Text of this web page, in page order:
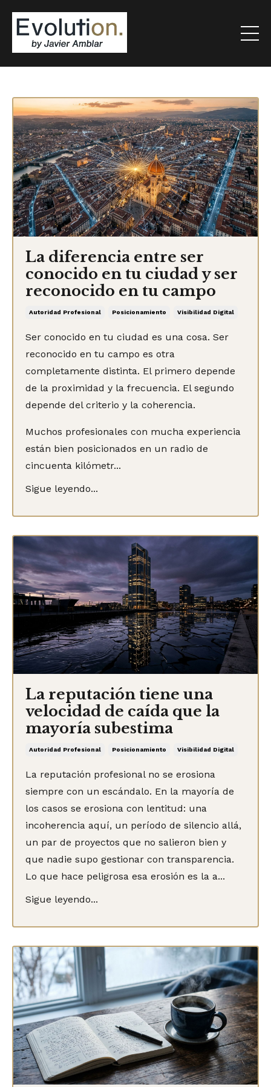
La diferencia entre ser
conocido en tu ciudad y ser
reconocido en tu campo
Autoridad Profesional Posicionamiento Visibilidad Digital
Ser conocido en tu ciudad es una cosa. Ser
reconocido en tu campo es otra
completamente distinta. El primero depende
de la proximidad y la frecuencia. El segundo
depende del criterio y la coherencia.
Muchos profesionales con mucha experiencia
están bien posicionados en un radio de
cincuenta kilómetr...
Sigue leyendo...
La reputación tiene una
velocidad de caída que la
mayoría subestima
Autoridad Profesional Posicionamiento Visibilidad Digital
La reputación profesional no se erosiona
siempre con un escándalo. En la mayoría de
los casos se erosiona con lentitud: una
incoherencia aquí, un período de silencio allá,
un par de proyectos que no salieron bien y
que nadie supo gestionar con transparencia.
Lo que hace peligrosa esa erosión es la a...
Sigue leyendo...